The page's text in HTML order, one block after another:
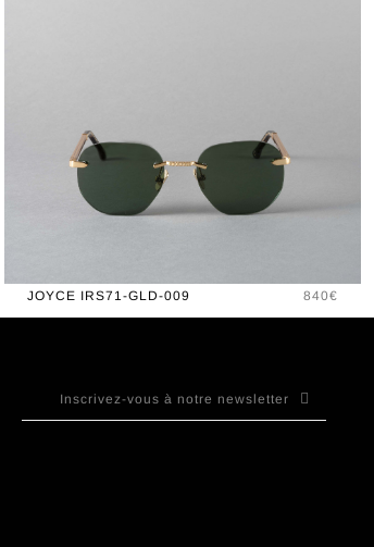
JOYCE IRS71-GLD-009 Prix
840€